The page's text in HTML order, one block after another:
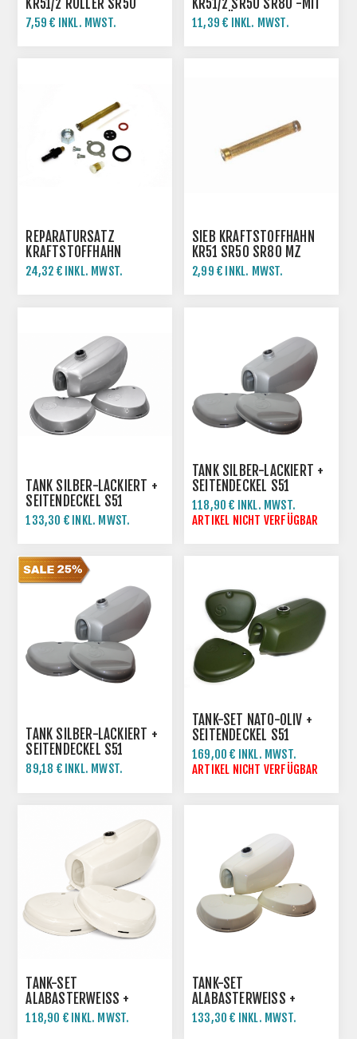
KR51/2 ROLLER SR50
SR80 SIMSON
7,59 € INKL. MWST.
KR51/2 SR50 SR80 -MIT
ZUBEHÖR
11,39 € INKL. MWST.
REPARATURSATZ
KRAFTSTOFFHAHN
SIMSON SR50 SR80 KR51
MZ
24,32 € INKL. MWST.
SIEB KRAFTSTOFFHAHN
KR51 SR50 SR80 MZ
2,99 € INKL. MWST.
TANK SILBER-LACKIERT +
SEITENDECKEL S51
133,30 € INKL. MWST.
TANK SILBER-LACKIERT +
SEITENDECKEL S51
ENDURO
118,90 € INKL. MWST.
ARTIKEL NICHT VERFÜGBAR
TANK SILBER-LACKIERT +
SEITENDECKEL S51
ENDURO -2.WAHL
89,18 € INKL. MWST.
TANK-SET NATO-OLIV +
SEITENDECKEL S51
ENDURO
169,00 € INKL. MWST.
ARTIKEL NICHT VERFÜGBAR
TANK-SET
ALABASTERWEISS + S
EITENDECKEL SIMSON S
51 S70 COMFORT
118,90 € INKL. MWST.
TANK-SET
ALABASTERWEISS + S
EITENDECKEL SIMSON S
51 S70 COMFORT
133,30 € INKL. MWST.